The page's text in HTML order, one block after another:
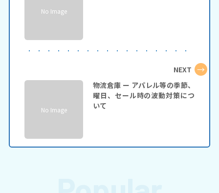
No Image
NEXT →
物流倉庫 ー アパレル等の季節、
曜日、セール時の波動対策につ
いて
No Image